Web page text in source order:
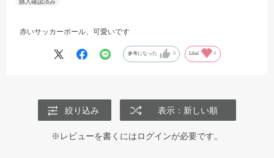
赤いサッカーボール、可愛いです
参考になった 0 Like! 0
絞り込み 表示：新しい順
※レビューを書くにはログインが必要です。